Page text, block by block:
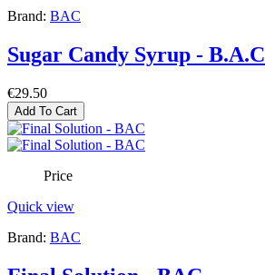
Brand: BAC
Sugar Candy Syrup - B.A.C
€29.50
Add To Cart
Price
Quick view
Brand: BAC